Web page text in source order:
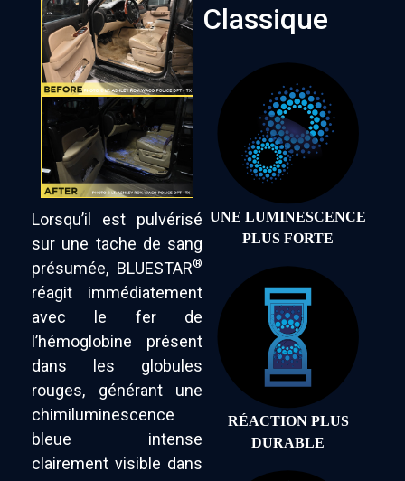
Lorsqu’il est pulvérisé
sur une tache de sang
présumée, BLUESTAR®
réagit immédiatement
avec le fer de
l’hémoglobine présent
dans les globules
rouges, générant une
chimiluminescence
bleue intense
clairement visible dans
Classique
UNE LUMINESCENCE
PLUS FORTE
RÉACTION PLUS
DURABLE